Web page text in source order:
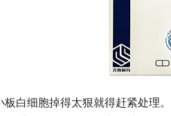
细胞掉得太狠就得赶紧处理